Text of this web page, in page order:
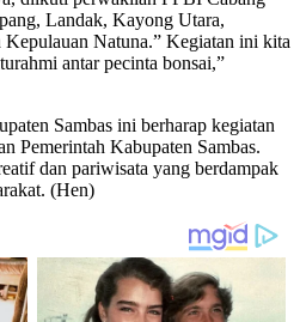
Landak, Kayong Utara,
Natuna.” Kegiatan ini kita
antar pecinta bonsai,”
Sambas ini berharap kegiatan
Pemerintah Kabupaten Sambas.
dan pariwisata yang berdampak
(Hen)